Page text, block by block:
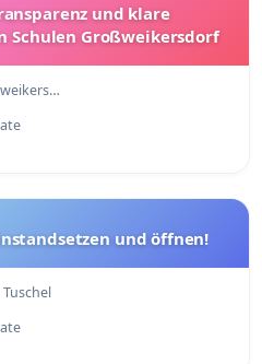
und klare
Schulen Großweikersdorf
und öffnen!